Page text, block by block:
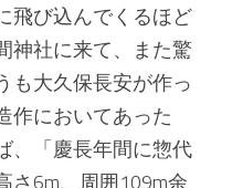
飛び込んでくるほど
神社に来て、また驚
も大久保長安が作っ
作においてあった
、「慶長年間に惣代
さ6m、周囲109m余